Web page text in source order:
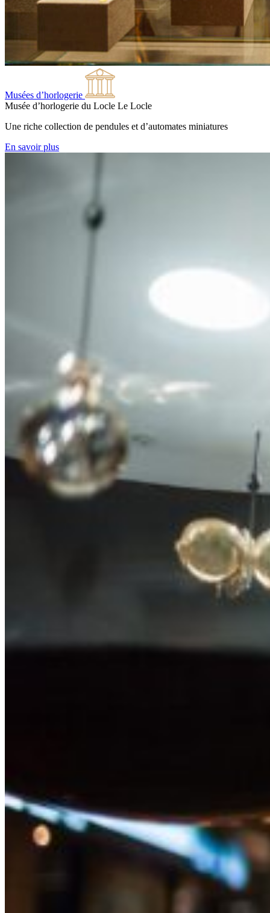
Musées d’horlogerie
Musée d’horlogerie du Locle Le Locle
Une riche collection de pendules et d’automates miniatures
En savoir plus